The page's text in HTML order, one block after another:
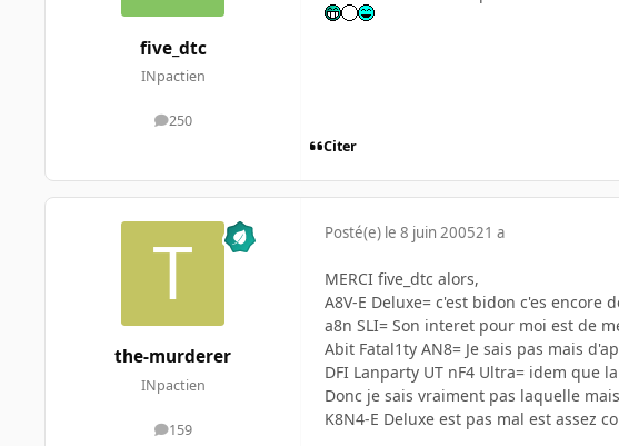
five_dtc
INpactien
250
messages
Citer
the-murderer
INpactien
159
messages
Posté(e) le 8 juin 200521 a
MERCI five_dtc alors,
A8V-E Deluxe= c'est bidon c'es encore
a8n SLI= Son interet pour moi est de
Abit Fatal1ty AN8= Je sais pas mais
DFI Lanparty UT nF4 Ultra= idem que
Donc je sais vraiment pas laquelle
K8N4-E Deluxe est pas mal est assez